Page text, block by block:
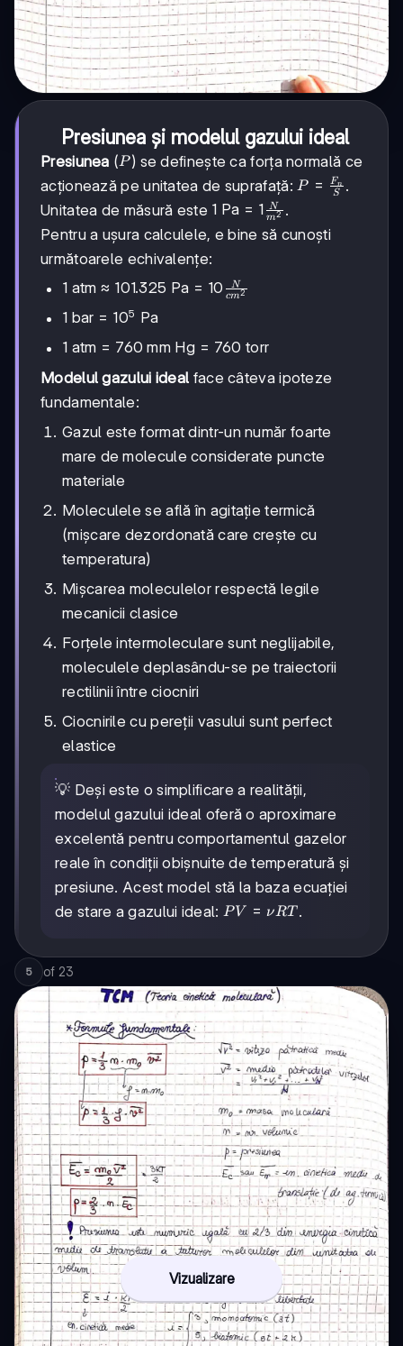
Presiunea și modelul gazului ideal
Presiunea (P
P ) se definește ca forța normală ce
acționează pe unitatea de suprafață:P =
P = S
Fn
.
Unitatea de măsură este 1 \text{
Pa} = 1
\frac{N}
1 Pa = 1 m2
N
.
Pentru a ușura calculele, e bine să cunoști
următoarele echivalențe:
1 \text{
\approx
101.325
Pa} =
10
{cm^2}
1 atm ≈ 101.325 Pa = 10 cm2
N
1
bar}
=
\text{
Pa}
1 bar = 105 Pa
1
atm}
=
\text{
mm
Hg}
=
760
\text{
torr}
1 atm = 760 mm Hg = 760 torr
Modelul gazului ideal face câteva ipoteze
fundamentale:
Gazul este format dintr-un număr foarte
mare de molecule considerate puncte
materiale
Moleculele se află în agitație termică
(mișcare dezordonată care crește cu
temperatura)
Mișcarea moleculelor respectă legile
mecanicii clasice
Forțele intermoleculare sunt neglijabile,
moleculele deplasându-se pe traiectorii
rectilinii între ciocniri
Ciocnirile cu pereții vasului sunt perfect
elastice
💡 Deși este o simplificare a realității,
modelul gazului ideal oferă o aproximare
excelentă pentru comportamentul gazelor
reale în condiții obișnuite de temperatură și
presiune. Acest model stă la baza ecuației
de stare a gazului ideal: PV
P V = νRT .
5 of 23
Vizualizare